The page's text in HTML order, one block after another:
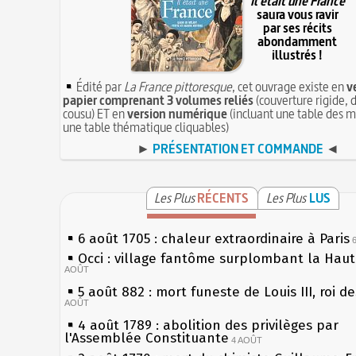
saura vous ravir
par ses récits
abondamment
illustrés !
Édité parLa France pittoresque, cet ouvrage existe en
papier comprenant 3 volumes reliés(couverture rigide,
cousu) ET enversion numérique(incluant une table des
une table thématique cliquables)
► PRÉSENTATION ET COMMANDE ◄
Les PlusRÉCENTS Les Plus LUS
6 août 1705 : chaleur extraordinaire à Paris
Occi : village fantôme surplombant la
AOÛT
5 août 882 : mort funeste de Louis III, roi
AOÛT
4 août 1789 : abolition des privilèges par
l'Assemblée Constituante 4 AOÛT